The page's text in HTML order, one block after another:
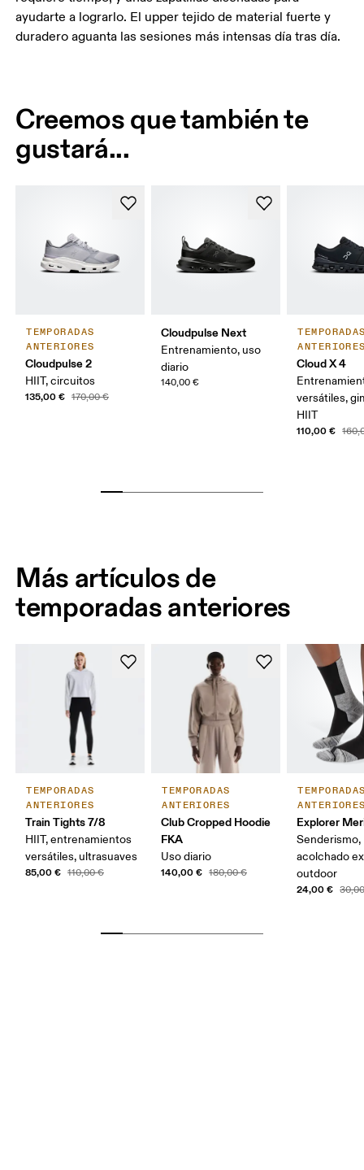
ayudarte a lograrlo. El upper tejido de material fuerte y
duradero aguanta las sesiones más intensas día tras día.
Creemos que también te
gustará...
TEMPORADAS
ANTERIORES
Cloudpulse 2
HIIT, circuitos
135,00 € 170,00 €
Cloudpulse Next
Entrenamiento, uso
diario
140,00 €
Cloud X 4
versátiles,
HIIT
110,00 €
Más artículos de
temporadas anteriores
TEMPORADAS
ANTERIORES
Train Tights 7/8
HIIT, entrenamientos
versátiles, ultrasuaves
85,00 € 110,00 €
TEMPORADAS
ANTERIORES
Club Cropped Hoodie
FKA
Uso diario
140,00 € 180,00 €
Explorer
Senderismo,
acolchado
outdoor
24,00 €